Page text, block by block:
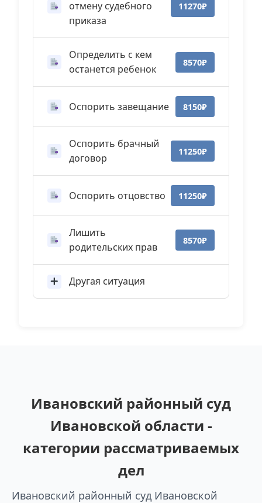
отмену судебного
приказа
11270₽
Определить с кем
останется ребенок
8570₽
Оспорить завещание 8150₽
Оспорить брачный
договор
11250₽
Оспорить отцовство 11250₽
Лишить
родительских прав
8570₽
Другая ситуация
Ивановский районный суд
Ивановской области -
категории рассматриваемых
дел
Ивановский районный суд Ивановской